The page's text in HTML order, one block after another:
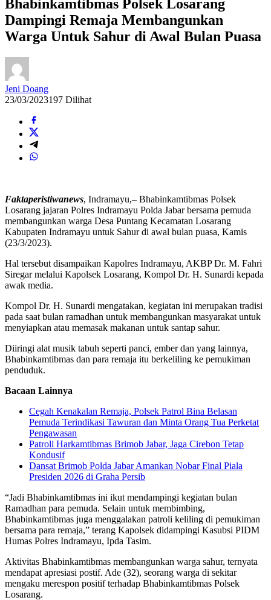
Bhabinkamtibmas Polsek Losarang
Dampingi Remaja Membangunkan
Warga Untuk Sahur di Awal Bulan Puasa
Jeni Doang
23/03/2023197 Dilihat
Faktaperistiwanews, Indramayu,– Bhabinkamtibmas Polsek
Losarang jajaran Polres Indramayu Polda Jabar bersama pemuda
membangunkan warga Desa Puntang Kecamatan Losarang
Kabupaten Indramayu untuk Sahur di awal bulan puasa, Kamis
(23/3/2023).
Hal tersebut disampaikan Kapolres Indramayu, AKBP Dr. M. Fahri
Siregar melalui Kapolsek Losarang, Kompol Dr. H. Sunardi kepada
awak media.
Kompol Dr. H. Sunardi mengatakan, kegiatan ini merupakan tradisi
pada saat bulan ramadhan untuk membangunkan masyarakat untuk
menyiapkan atau memasak makanan untuk santap sahur.
Diiringi alat musik tabuh seperti panci, ember dan yang lainnya,
Bhabinkamtibmas dan para remaja itu berkeliling ke pemukiman
penduduk.
Bacaan Lainnya
Cegah Kenakalan Remaja, Polsek Patrol Bina Belasan
Pemuda Terindikasi Tawuran dan Minta Orang Tua Perketat
Pengawasan
Patroli Harkamtibmas Brimob Jabar, Jaga Cirebon Tetap
Kondusif
Dansat Brimob Polda Jabar Amankan Nobar Final Piala
Presiden 2026 di Graha Persib
“Jadi Bhabinkamtibmas ini ikut mendampingi kegiatan bulan
Ramadhan para pemuda. Selain untuk membimbing,
Bhabinkamtibmas juga menggalakan patroli keliling di pemukiman
bersama para remaja,” terang Kapolsek didampingi Kasubsi PIDM
Humas Polres Indramayu, Ipda Tasim.
Aktivitas Bhabinkamtibmas membangunkan warga sahur, ternyata
mendapat apresiasi postif. Ade (32), seorang warga di sekitar
mengaku merespon positif terhadap Bhabinkamtibmas Polsek
Losarang.